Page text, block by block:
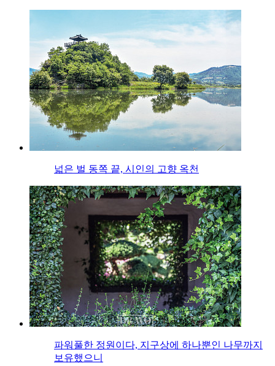
넓은 벌 동쪽 끝, 시인의 고향 옥천
파워풀한 정원이다, 지구상에 하나뿐인 나무까지
보유했으니